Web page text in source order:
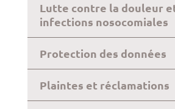
Lutte contre la douleur
infections nosocomiales
Protection des données
Plaintes et réclamations